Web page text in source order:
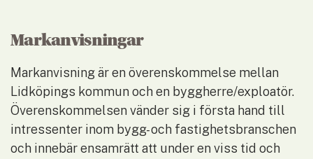
Markanvisningar
Markanvisning är en överenskommelse mellan
Lidköpings kommun och en byggherre/exploatör.
Överenskommelsen vänder sig i första hand till
intressenter inom bygg- och fastighetsbranschen
och innebär ensamrätt att under en viss tid och